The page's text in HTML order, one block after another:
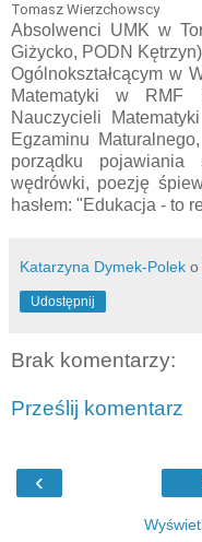
Tomasz Wierzchowscy
Absolwenci UMK w
Giżycko, PODN
Ogólnokształcącym w
Matematyki w RMF
Nauczycieli
Egzaminu
porządku
wędrówki, poezję
hasłem: "Edukacja - to
Katarzyna Dymek-Polek o
Udostępnij
Brak komentarzy:
Prześlij komentarz
‹